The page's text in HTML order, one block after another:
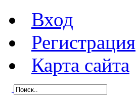
Вход
Регистрация
Карта сайта